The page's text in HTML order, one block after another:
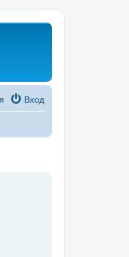
Вход